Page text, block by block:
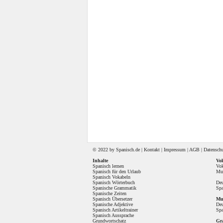
© 2022 by Spanisch .de | Kontakt | Impressum | AGB |
Inhalte
Spanisch lernen
Spanisch für den Urlaub
Spanisch Vokabeln
Spanisch Wörterbuch
Spanische Grammatik
Spanische Zeiten
Spanisch Übersetzer
Spanische Adjektive
Spanisch Artikeltrainer
Spanisch Aussprache
Grundwortschatz